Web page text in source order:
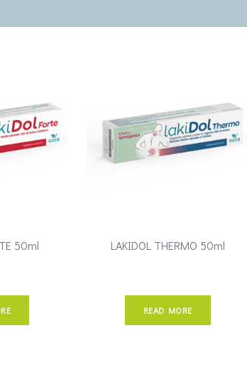
50ml LAKIDOL THERMO 50ml
READ MORE